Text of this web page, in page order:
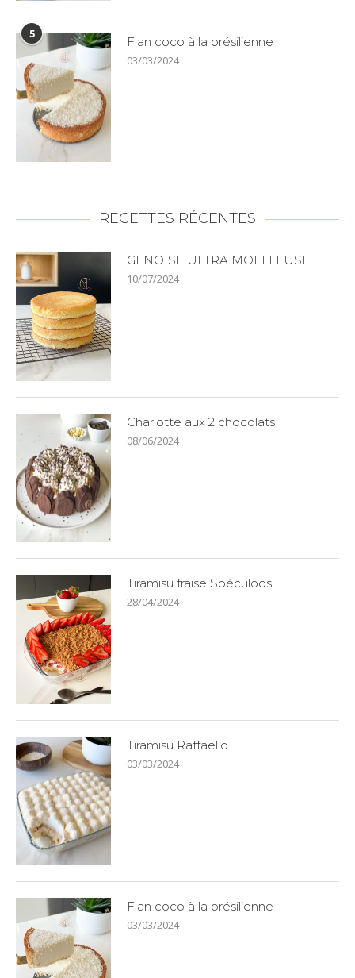
5
Flan coco à la brésilienne
03/03/2024
RECETTES RÉCENTES
GENOISE ULTRA MOELLEUSE
10/07/2024
Charlotte aux 2 chocolats
08/06/2024
Tiramisu fraise Spéculoos
28/04/2024
Tiramisu Raffaello
03/03/2024
Flan coco à la brésilienne
03/03/2024